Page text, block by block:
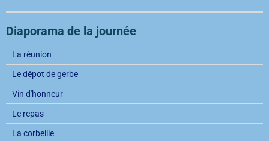
Diaporama de la journée
La réunion
Le dépot de gerbe
Vin d'honneur
Le repas
La corbeille